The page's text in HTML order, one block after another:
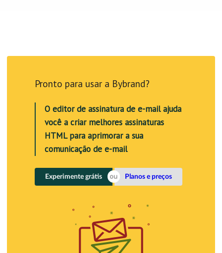
Pronto para usar a Bybrand?
O editor de assinatura de e-mail ajuda
você a criar melhores assinaturas
HTML para aprimorar a sua
comunicação de e-mail
Experimente grátis Planos e preços